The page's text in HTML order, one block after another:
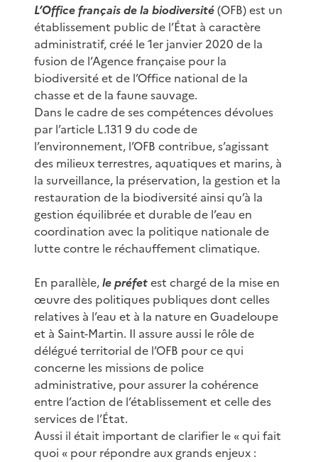
L’Office français de la biodiversité(OFB) est un
établissement public de l’État à caractère
administratif, créé le 1er janvier 2020 de la
fusion de l’Agence française pour la
biodiversité et de l’Office national de la
chasse et de la faune sauvage.
Dans le cadre de ses compétences dévolues
par l’article L.131 9 du code de
l’environnement, l’OFB contribue, s’agissant
des milieux terrestres, aquatiques et marins, à
la surveillance, la préservation, la gestion et la
restauration de la biodiversité ainsi qu’à la
gestion équilibrée et durable de l’eau en
coordination avec la politique nationale de
lutte contre le réchauffement climatique.
En parallèle,le préfetest chargé de la mise en
œuvre des politiques publiques dont celles
relatives à l’eau et à la nature en Guadeloupe
et à Saint-Martin. Il assure aussi le rôle de
délégué territorial de l’OFB pour ce qui
concerne les missions de police
administrative, pour assurer la cohérence
entre l’action de l’établissement et celle des
services de l’État.
Aussi il était important de clarifier le « qui fait
quoi « pour répondre aux grands enjeux :